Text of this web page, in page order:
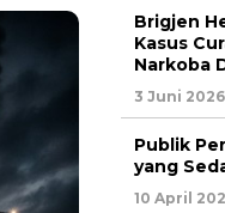
Brigjen
Kasus
Narkoba
3 Juni
Publik
yang
10 April